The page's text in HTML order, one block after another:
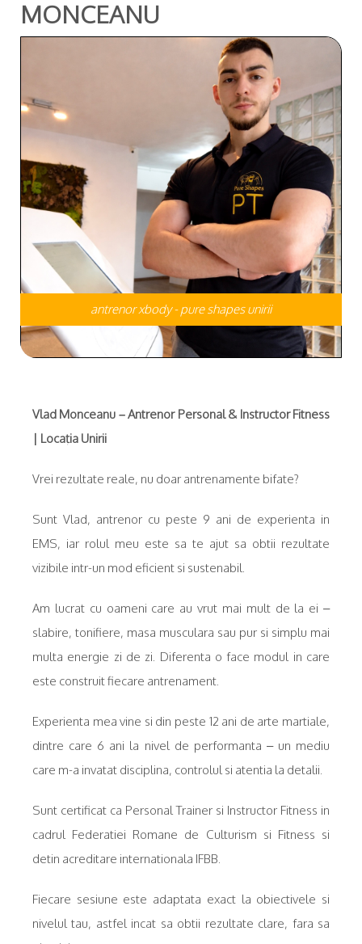
MONCEANU
antrenor xbody - pure shapes unirii
Vlad Monceanu – Antrenor Personal & Instructor Fitness
| Locația Unirii
Vrei rezultate reale, nu doar antrenamente bifate?
Sunt Vlad, antrenor cu peste 9 ani de experienta in
EMS, iar rolul meu este sa te ajut sa obtii rezultate
vizibile intr-un mod eficient si sustenabil.
Am lucrat cu oameni care au vrut mai mult de la ei –
slabire, tonifiere, masa musculara sau pur si simplu mai
multa energie zi de zi. Diferenta o face modul in care
este construit fiecare antrenament.
Experienta mea vine si din peste 12 ani de arte martiale,
dintre care 6 ani la nivel de performanta – un mediu
care m-a invatat disciplina, controlul si atentia la detalii.
Sunt certificat ca Personal Trainer si Instructor Fitness in
cadrul Federatiei Romane de Culturism si Fitness si
detin acreditare internationala IFBB.
Fiecare sesiune este adaptata exact la obiectivele si
nivelul tau, astfel incat sa obtii rezultate clare, fara sa